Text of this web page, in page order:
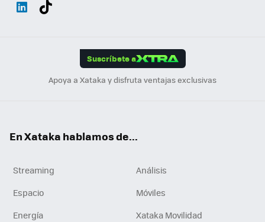
Suscríbete a
Apoya a Xataka y disfruta ventajas exclusivas
En Xataka hablamos de...
Streaming
Análisis
Espacio
Móviles
Energía
Xataka Movilidad